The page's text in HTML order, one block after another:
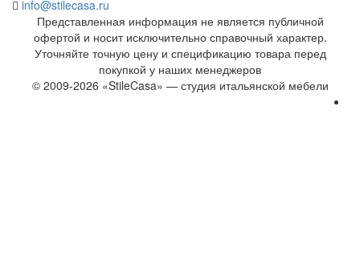
info@stilecasa.ru
Представленная информация не является публичной
офертой и носит исключительно справочный характер.
Уточняйте точную цену и спецификацию товара перед
покупкой у наших менеджеров
© 2009-2026 «StileCasa» — студия итальянской мебели